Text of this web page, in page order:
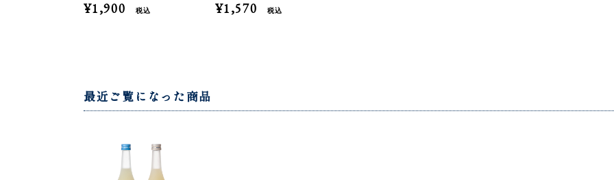
¥1,900 税込 ¥1,570 税込
最近ご覧になった商品